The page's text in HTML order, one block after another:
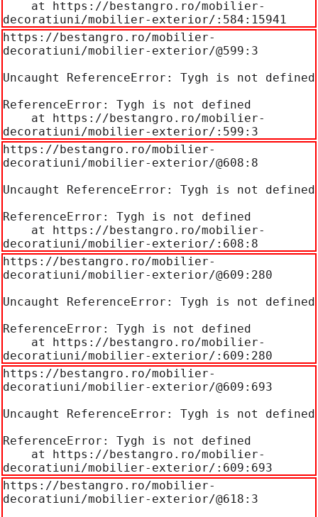
decoratiuni/mobilier-exterior/:584:15941
https://bestangro.ro/mobilier-
decoratiuni/mobilier-exterior/@599:3
Uncaught ReferenceError: Tygh is not defined
ReferenceError: Tygh is not defined
decoratiuni/mobilier-exterior/:599:3
https://bestangro.ro/mobilier-
decoratiuni/mobilier-exterior/@608:8
Uncaught ReferenceError: Tygh is not defined
ReferenceError: Tygh is not defined
decoratiuni/mobilier-exterior/:608:8
https://bestangro.ro/mobilier-
decoratiuni/mobilier-exterior/@609:280
Uncaught ReferenceError: Tygh is not defined
ReferenceError: Tygh is not defined
decoratiuni/mobilier-exterior/:609:280
https://bestangro.ro/mobilier-
decoratiuni/mobilier-exterior/@609:693
Uncaught ReferenceError: Tygh is not defined
ReferenceError: Tygh is not defined
decoratiuni/mobilier-exterior/:609:693
https://bestangro.ro/mobilier-
decoratiuni/mobilier-exterior/@618:3